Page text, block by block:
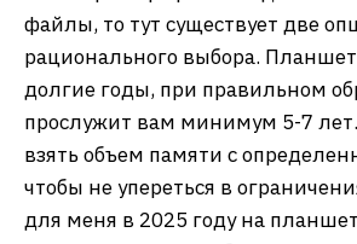
файлы, то тут существует две
рационального выбора.
долгие годы, при правильном
прослужит вам минимум 5-7
взять объем памяти с
чтобы не упереться в
для меня в 2025 году на